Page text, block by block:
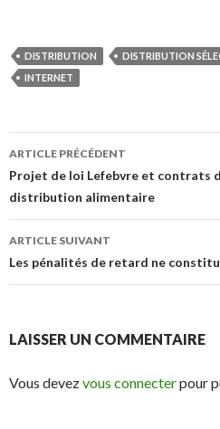
DISTRIBUTION DISTRIBUTION
INTERNET
Navigation
des
articles
ARTICLE PRÉCÉDENT
Projet de loi Lefebvre et contrats
distribution alimentaire
ARTICLE SUIVANT
Les pénalités de retard ne
LAISSER UN COMMENTAIRE
Vous devezvous connecterpour